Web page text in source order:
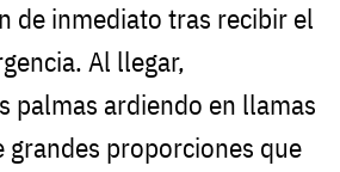
de inmediato tras recibir el
Al llegar,
palmas ardiendo en llamas
grandes proporciones que